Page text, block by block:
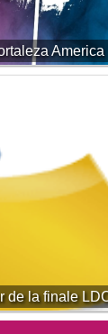
de la finale